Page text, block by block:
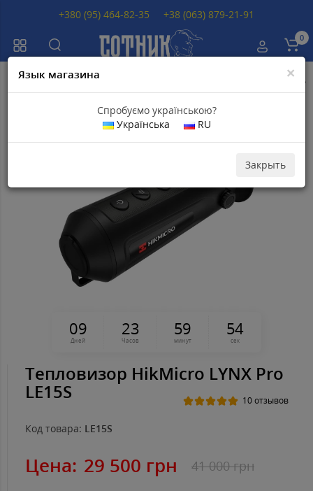
0
Тепловизор
×
Язык магазина
Спробуємо українською?
Українська
RU
Закрыть
Популярный
09
Дней
23
Часов
59
минут
54
сек
Тепловизор HikMicro LYNX Pro
LE15S 10 отзывов
Код товара: LE15S
Цена: 29 500 грн 41 000 грн
+380 (95) 464-82-35 +38 (063) 879-21-91